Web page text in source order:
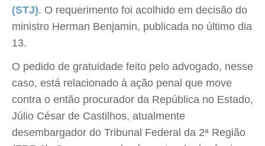
(STJ). O requerimento foi acolhido em decisão do
ministro Herman Benjamin, publicada no último dia
13.
O pedido de gratuidade feito pelo advogado, nesse
caso, está relacionado à ação penal que move
contra o então procurador da República no Estado,
Júlio César de Castilhos, atualmente
desembargador do Tribunal Federal da 2ª Região